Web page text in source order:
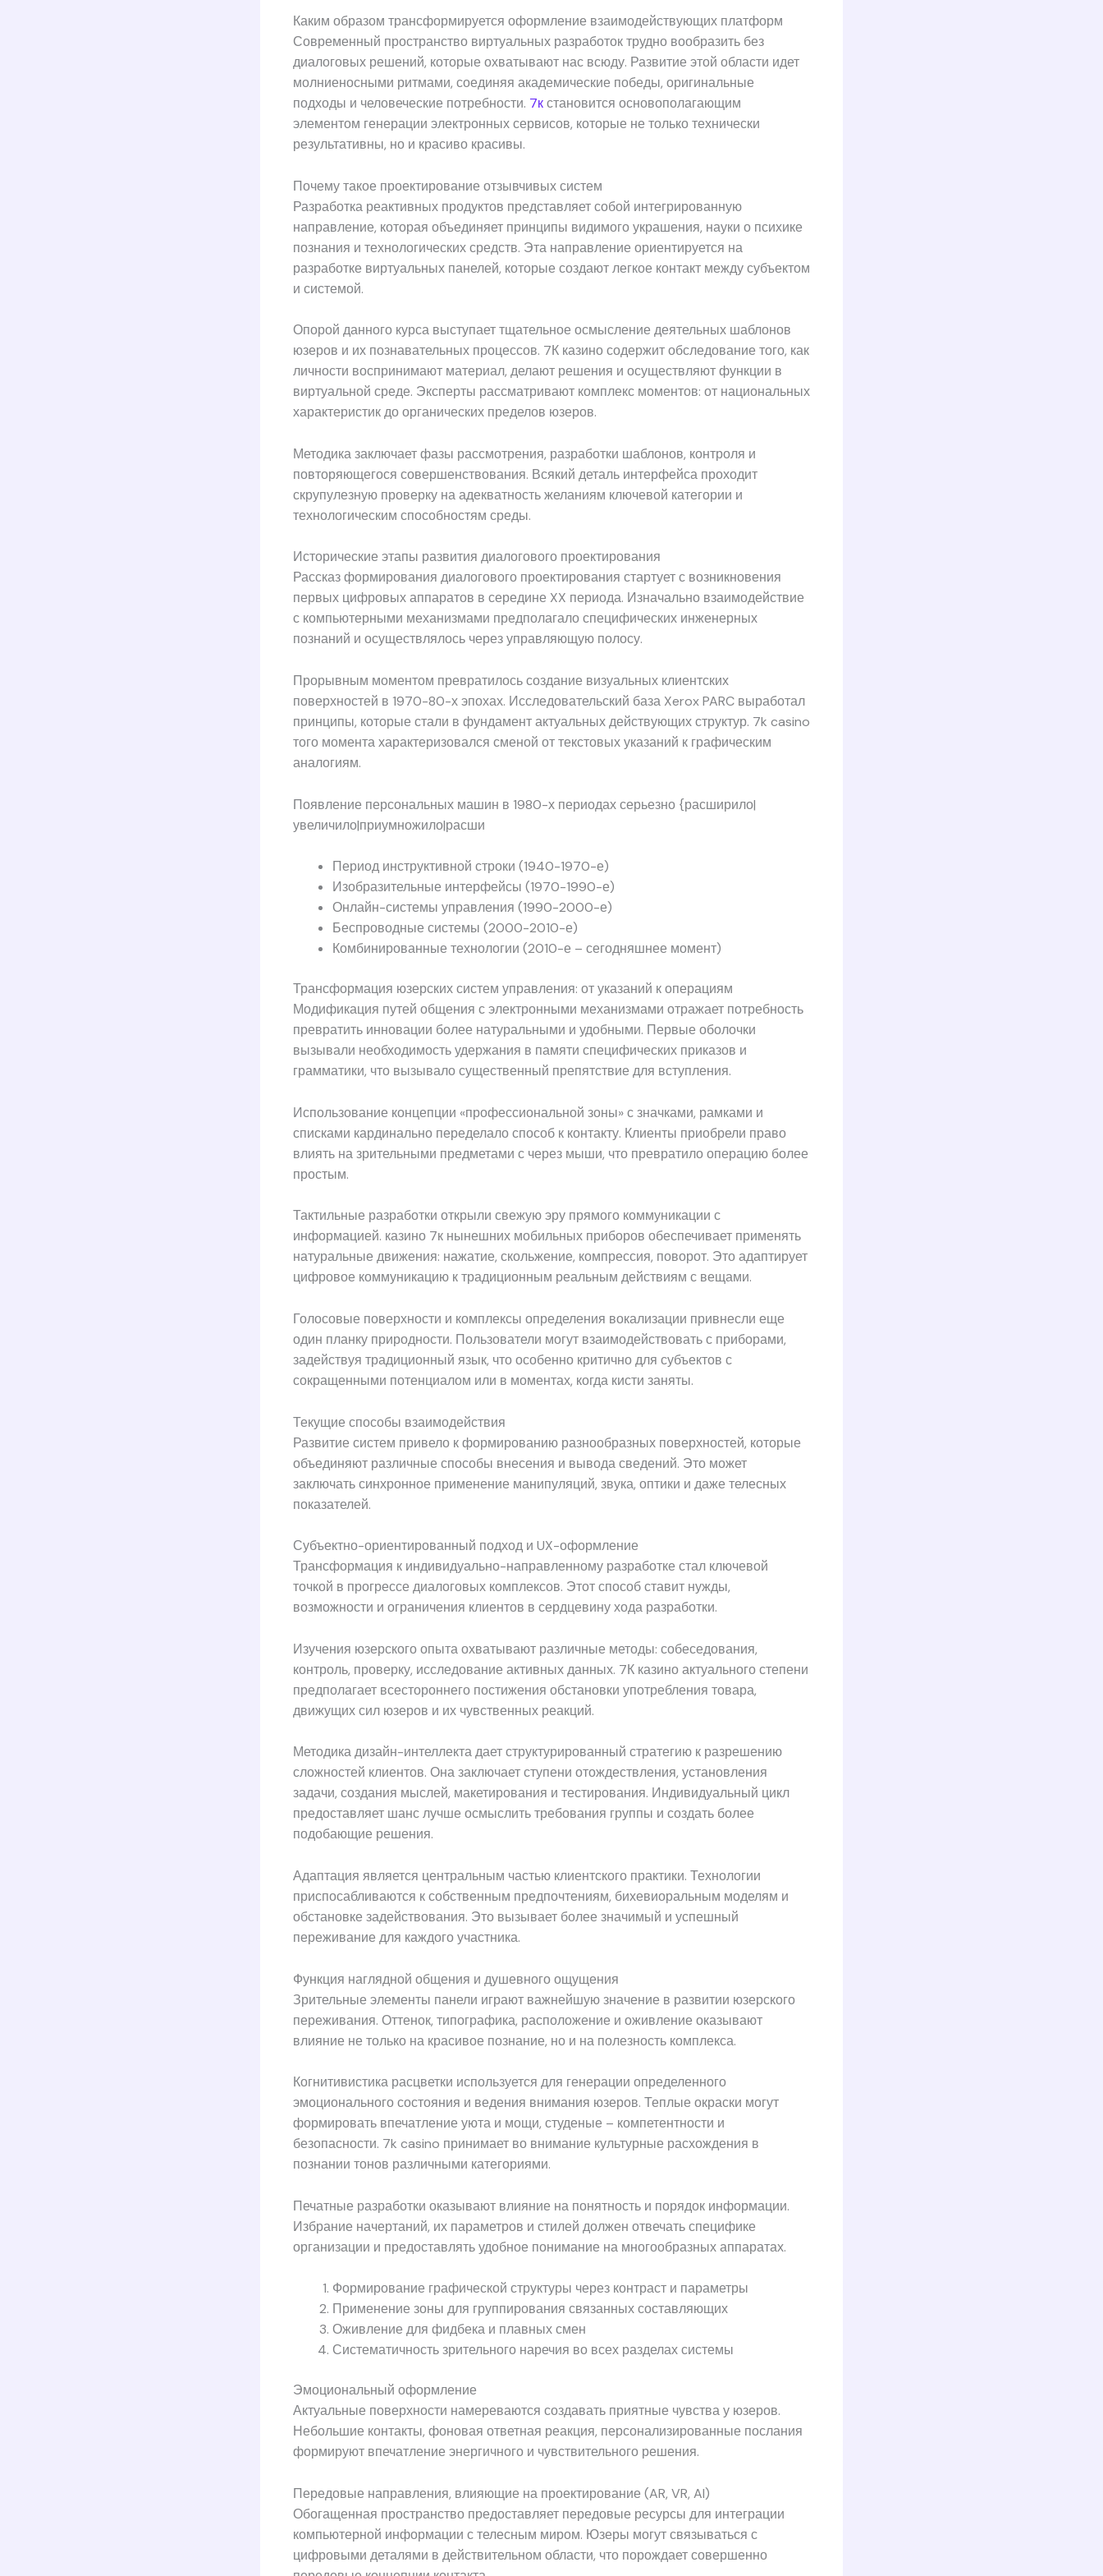
Каким образом трансформируется оформление взаимодействующих платформ
Современный пространство виртуальных разработок трудно вообразить без
диалоговых решений, которые охватывают нас всюду. Развитие этой области идет
молниеносными ритмами, соединяя академические победы, оригинальные
подходы и человеческие потребности. 7кстановится основополагающим
элементом генерации электронных сервисов, которые не только технически
результативны, но и красиво красивы.
Почему такое проектирование отзывчивых систем
Разработка реактивных продуктов представляет собой интегрированную
направление, которая объединяет принципы видимого украшения, науки о психике
познания и технологических средств. Эта направление ориентируется на
разработке виртуальных панелей, которые создают легкое контакт между субъектом
и системой.
Опорой данного курса выступает тщательное осмысление деятельных шаблонов
юзеров и их познавательных процессов. 7К казино содержит обследование того, как
личности воспринимают материал, делают решения и осуществляют функции в
виртуальной среде. Эксперты рассматривают комплекс моментов: от национальных
характеристик до органических пределов юзеров.
Методика заключает фазы рассмотрения, разработки шаблонов, контроля и
повторяющегося совершенствования. Всякий деталь интерфейса проходит
скрупулезную проверку на адекватность желаниям ключевой категории и
технологическим способностям среды.
Исторические этапы развития диалогового проектирования
Рассказ формирования диалогового проектирования стартует с возникновения
первых цифровых аппаратов в середине XX периода. Изначально взаимодействие
с компьютерными механизмами предполагало специфических инженерных
познаний и осуществлялось через управляющую полосу.
Прорывным моментом превратилось создание визуальных клиентских
поверхностей в 1970-80-х эпохах. Исследовательский база Xerox PARC выработал
принципы, которые стали в фундамент актуальных действующих структур. 7k casino
того момента характеризовался сменой от текстовых указаний к графическим
аналогиям.
Появление персональных машин в 1980-х периодах серьезно {расширило|
увеличило|приумножило|расши
Период инструктивной строки (1940-1970-е)
Изобразительные интерфейсы (1970-1990-е)
Онлайн-системы управления (1990-2000-е)
Беспроводные системы (2000-2010-е)
Комбинированные технологии (2010-е – сегодняшнее момент)
Трансформация юзерских систем управления: от указаний к операциям
Модификация путей общения с электронными механизмами отражает потребность
превратить инновации более натуральными и удобными. Первые оболочки
вызывали необходимость удержания в памяти специфических приказов и
грамматики, что вызывало существенный препятствие для вступления.
Использование концепции «профессиональной зоны» с значками, рамками и
списками кардинально переделало способ к контакту. Клиенты приобрели право
влиять на зрительными предметами с через мыши, что превратило операцию более
простым.
Тактильные разработки открыли свежую эру прямого коммуникации с
информацией. казино 7к нынешних мобильных приборов обеспечивает применять
натуральные движения: нажатие, скольжение, компрессия, поворот. Это адаптирует
цифровое коммуникацию к традиционным реальным действиям с вещами.
Голосовые поверхности и комплексы определения вокализации привнесли еще
один планку природности. Пользователи могут взаимодействовать с приборами,
задействуя традиционный язык, что особенно критично для субъектов с
сокращенными потенциалом или в моментах, когда кисти заняты.
Текущие способы взаимодействия
Развитие систем привело к формированию разнообразных поверхностей, которые
объединяют различные способы внесения и вывода сведений. Это может
заключать синхронное применение манипуляций, звука, оптики и даже телесных
показателей.
Субъектно-ориентированный подход и UX-оформление
Трансформация к индивидуально-направленному разработке стал ключевой
точкой в прогрессе диалоговых комплексов. Этот способ ставит нужды,
возможности и ограничения клиентов в сердцевину хода разработки.
Изучения юзерского опыта охватывают различные методы: собеседования,
контроль, проверку, исследование активных данных. 7К казино актуального степени
предполагает всестороннего постижения обстановки употребления товара,
движущих сил юзеров и их чувственных реакций.
Методика дизайн-интеллекта дает структурированный стратегию к разрешению
сложностей клиентов. Она заключает ступени отождествления, установления
задачи, создания мыслей, макетирования и тестирования. Индивидуальный цикл
предоставляет шанс лучше осмыслить требования группы и создать более
подобающие решения.
Адаптация является центральным частью клиентского практики. Технологии
приспосабливаются к собственным предпочтениям, бихевиоральным моделям и
обстановке задействования. Это вызывает более значимый и успешный
переживание для каждого участника.
Функция наглядной общения и душевного ощущения
Зрительные элементы панели играют важнейшую значение в развитии юзерского
переживания. Оттенок, типографика, расположение и оживление оказывают
влияние не только на красивое познание, но и на полезность комплекса.
Когнитивистика расцветки используется для генерации определенного
эмоционального состояния и ведения внимания юзеров. Теплые окраски могут
формировать впечатление уюта и мощи, студеные – компетентности и
безопасности. 7k casino принимает во внимание культурные расхождения в
познании тонов различными категориями.
Печатные разработки оказывают влияние на понятность и порядок информации.
Избрание начертаний, их параметров и стилей должен отвечать специфике
организации и предоставлять удобное понимание на многообразных аппаратах.
Формирование графической структуры через контраст и параметры
Применение зоны для группирования связанных составляющих
Оживление для фидбека и плавных смен
Систематичность зрительного наречия во всех разделах системы
Эмоциональный оформление
Актуальные поверхности намереваются создавать приятные чувства у юзеров.
Небольшие контакты, фоновая ответная реакция, персонализированные послания
формируют впечатление энергичного и чувствительного решения.
Передовые направления, влияющие на проектирование (AR, VR, AI)
Обогащенная пространство предоставляет передовые ресурсы для интеграции
компьютерной информации с телесным миром. Юзеры могут связываться с
цифровыми деталями в действительном области, что порождает совершенно